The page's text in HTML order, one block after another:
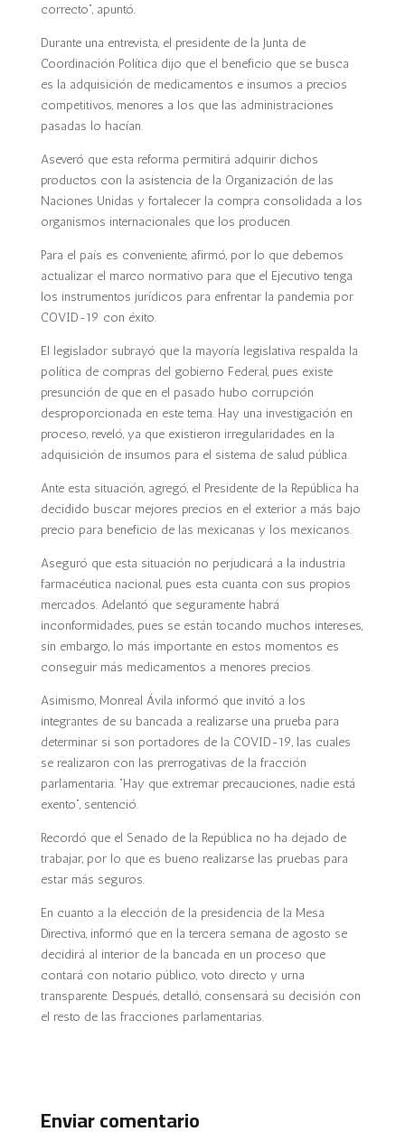
correcto”, apuntó.
Durante una entrevista, el presidente de la Junta de
Coordinación Política dijo que el beneficio que se busca
es la adquisición de medicamentos e insumos a precios
competitivos, menores a los que las administraciones
pasadas lo hacían.
Aseveró que esta reforma permitirá adquirir dichos
productos con la asistencia de la Organización de las
Naciones Unidas y fortalecer la compra consolidada a los
organismos internacionales que los producen.
Para el país es conveniente, afirmó, por lo que debemos
actualizar el marco normativo para que el Ejecutivo tenga
los instrumentos jurídicos para enfrentar la pandemia por
COVID-19 con éxito.
El legislador subrayó que la mayoría legislativa respalda la
política de compras del gobierno Federal, pues existe
presunción de que en el pasado hubo corrupción
desproporcionada en este tema. Hay una investigación en
proceso, reveló, ya que existieron irregularidades en la
adquisición de insumos para el sistema de salud pública.
Ante esta situación, agregó, el Presidente de la República ha
decidido buscar mejores precios en el exterior a más bajo
precio para beneficio de las mexicanas y los mexicanos.
Aseguró que esta situación no perjudicará a la industria
farmacéutica nacional, pues esta cuanta con sus propios
mercados. Adelantó que seguramente habrá
inconformidades, pues se están tocando muchos intereses,
sin embargo, lo más importante en estos momentos es
conseguir más medicamentos a menores precios.
Asimismo, Monreal Ávila informó que invitó a los
integrantes de su bancada a realizarse una prueba para
determinar si son portadores de la COVID-19, las cuales
se realizaron con las prerrogativas de la fracción
parlamentaria. “Hay que extremar precauciones, nadie está
exento”, sentenció.
Recordó que el Senado de la República no ha dejado de
trabajar, por lo que es bueno realizarse las pruebas para
estar más seguros.
En cuanto a la elección de la presidencia de la Mesa
Directiva, informó que en la tercera semana de agosto se
decidirá al interior de la bancada en un proceso que
contará con notario público, voto directo y urna
transparente. Después, detalló, consensará su decisión con
el resto de las fracciones parlamentarias.
Enviar comentario